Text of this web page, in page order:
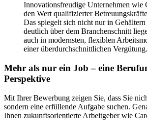
Innovationsfreudige Unternehmen wie
den Wert qualifizierter
Das spiegelt sich nicht nur in
deutlich über dem Branchenschnitt
auch in modernsten, flexiblen
einer überdurchschnittlichen Vergütung.
Mehr als nur ein Job – eine
Perspektive
Mit Ihrer Bewerbung zeigen Sie, dass Sie
sondern eine erfüllende Aufgabe suchen.
Ihnen zukunftsorientierte Arbeitgeber wie